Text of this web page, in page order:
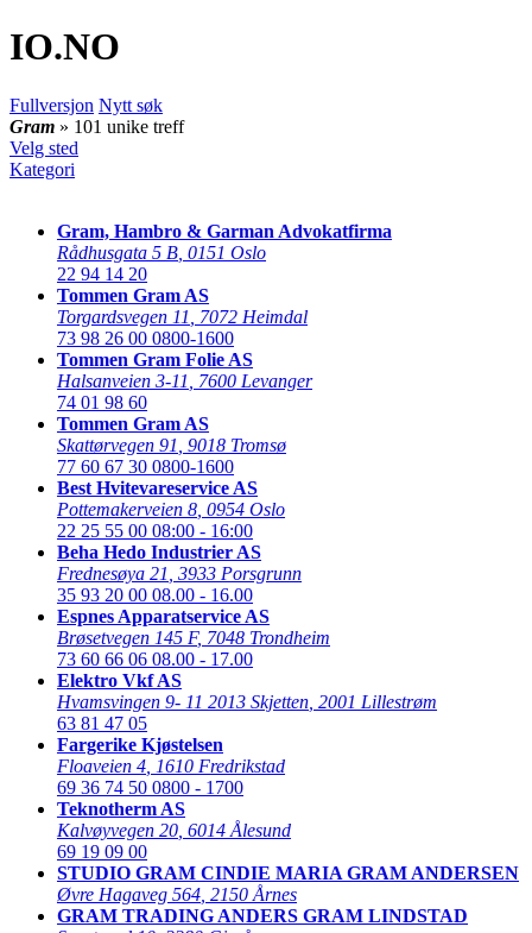
IO.NO
Fullversjon Nytt søk
Gram » 101 unike treff
Velg sted
Kategori
Gram, Hambro & Garman Advokatfirma
Rådhusgata 5 B 0151 Oslo
22 94 14 20
Tommen Gram AS
Torgardsvegen 11
7072 Heimdal
73 98 26 00 0800-1600
Tommen Gram Folie AS
Halsanveien 3-11
7600 Levanger
74 01 98 60
Tommen Gram AS
Skattørvegen 91 9018 Tromsø
77 60 67 30 0800-1600
Best Hvitevareservice AS
Pottemakerveien 8 0954 Oslo
22 25 55 00 08:00 - 16:00
Beha Hedo Industrier AS
Frednesøya 21 3933 Porsgrunn
35 93 20 00 08.00 - 16.00
Espnes Apparatservice AS
Brøsetvegen 145 F, 7048 Trondheim
73 60 66 06 08.00 - 17.00
Elektro Vkf AS
Hvamsvingen 9- 11 2013 Skjetten 2001 Lillestrøm
63 81 47 05
Fargerike Kjøstelsen
Floaveien 4 1610 Fredrikstad
69 36 74 50 0800 - 1700
Teknotherm AS
Kalvøyvegen 20 6014 Ålesund
69 19 09 00
STUDIO GRAM CINDIE MARIA GRAM ANDERSEN
Øvre Hagaveg 564 2150 Årnes
GRAM TRADING ANDERS GRAM LINDSTAD